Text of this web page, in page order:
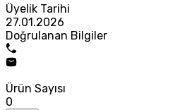
Üyelik Tarihi
27.01.2026
Doğrulanan Bilgiler
Ürün Sayısı
0